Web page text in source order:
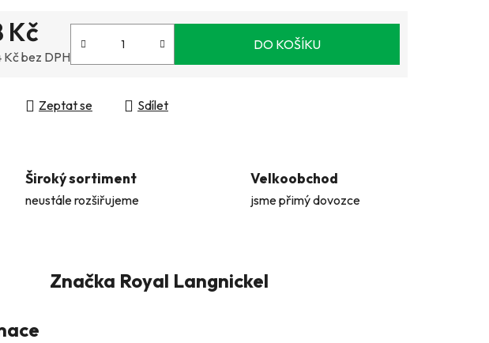
Kč
Kč bez DPH
DO KOŠÍKU
Zeptat se Sdílet
Široký sortiment
neustále rozšiřujeme
Velkoobchod
jsme přimý dovozce
Značka Royal Langnickel